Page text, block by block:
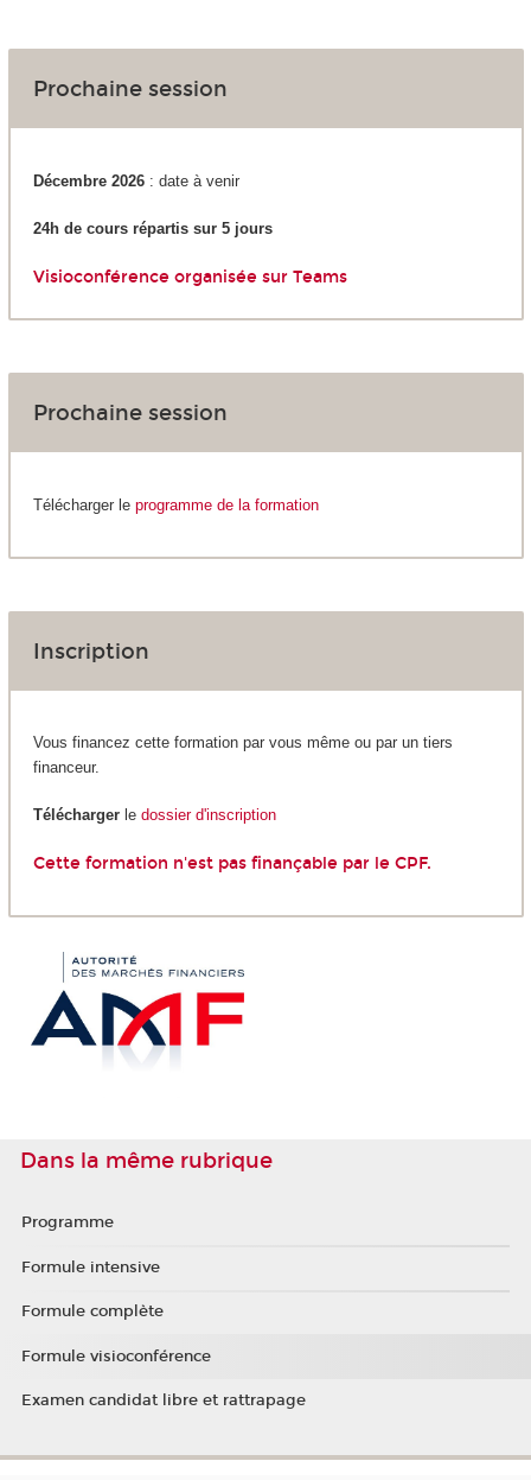
Prochaine session
Décembre 2026: date à venir
24h de cours répartis sur 5 jours
Visioconférence organisée sur Teams
Prochaine session
Télécharger le programme de la formation
Inscription
Vous financez cette formation par vous même ou par un tiers
financeur.
Télécharger le dossier d'inscription
Cette formation n'est pas finançable par le CPF.
Dans la même rubrique
Programme
Formule intensive
Formule complète
Formule visioconférence
Examen candidat libre et rattrapage